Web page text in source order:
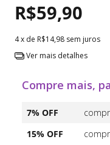
R$59,90
4x de R$14,98 sem juros
Ver mais detalhes
Compre mais,
7% OFF
15% OFF